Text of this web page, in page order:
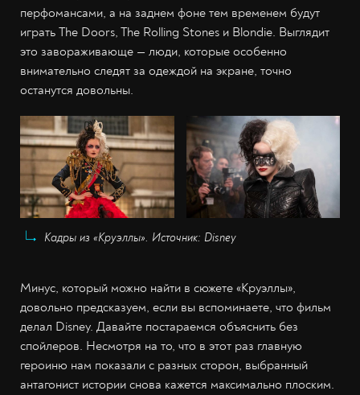
перфомансами, а на заднем фоне тем временем будут
играть The Doors, The Rolling Stones и Blondie. Выглядит
это завораживающе — люди, которые особенно
внимательно следят за одеждой на экране, точно
останутся довольны.
Кадры из «Круэллы». Источник: Disney
Минус, который можно найти в сюжете «Круэллы»,
довольно предсказуем, если вы вспоминаете, что фильм
делал Disney. Давайте постараемся объяснить без
спойлеров. Несмотря на то, что в этот раз главную
героиню нам показали с разных сторон, выбранный
антагонист истории снова кажется максимально плоским.